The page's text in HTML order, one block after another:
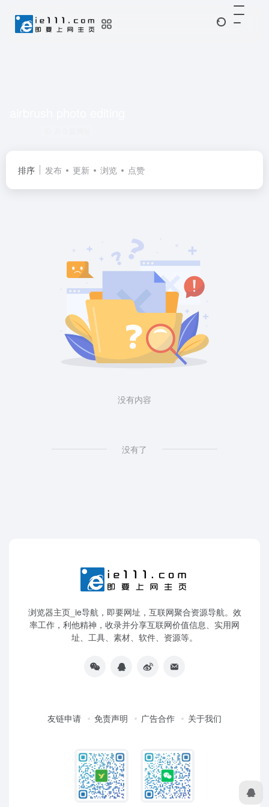
排序 发布 更新 浏览 点赞
没有内容
没有了
浏览器主页_ie导航，即要网址，互联网聚合资源导航。效
率工作，利他精神，收录并分享互联网价值信息、实用网
址、工具、素材、软件、资源等。
友链申请 免责声明 广告合作 关于我们